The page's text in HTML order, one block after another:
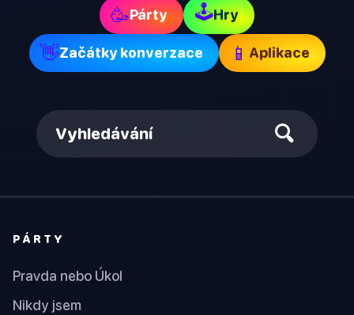
🥳Párty 🕹Hry
👋Začátky konverzace 📱 Aplikace
Vyhledávání
PÁRTY
Pravda nebo Úkol
Nikdy jsem